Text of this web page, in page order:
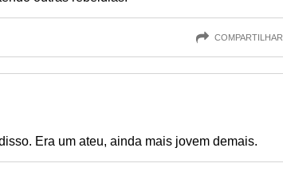
COMPARTILHAR
Era um ateu, ainda mais jovem demais.